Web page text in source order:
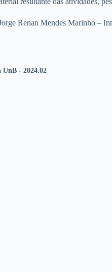
Renan Mendes Marinho –
UnB - 2024.02